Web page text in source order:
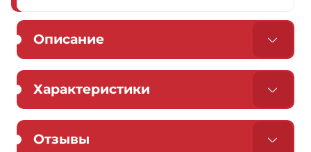
Описание
Характеристики
Отзывы